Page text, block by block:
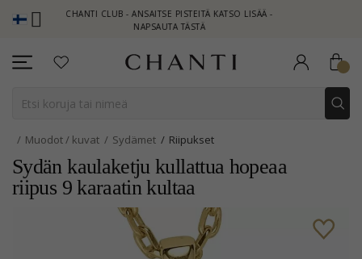
CHANTI CLUB - ANSAITSE PISTEITÄ KATSO LISÄÄ -
NAPSAUTA TÄSTÄ
Muodot / kuvat Sydämet Riipukset
Sydän kaulaketju kullattua hopeaa
riipus 9 karaatin kultaa